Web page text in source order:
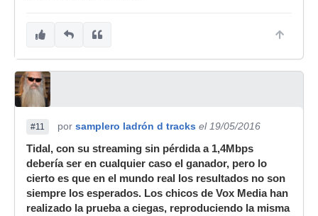
#11 por samplero ladrón d tracks el 19/05/2016
Tidal, con su streaming sin pérdida a 1,4Mbps
debería ser en cualquier caso el ganador, pero lo
cierto es que en el mundo real los resultados no son
siempre los esperados. Los chicos de Vox Media han
realizado la prueba a ciegas, reproduciendo la misma